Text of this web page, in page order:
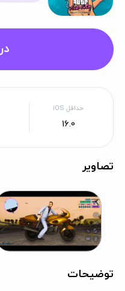
حداقل iOS
16.0
تصاویر
توضیحات